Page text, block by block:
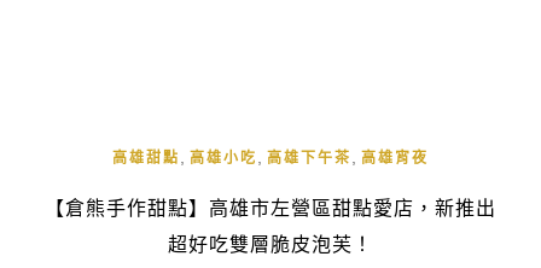
高雄甜點 高雄小吃 高雄下午茶 高雄宵夜
【倉熊手作甜點】高雄市左營區甜點愛店，新推出
超好吃雙層脆皮泡芙！